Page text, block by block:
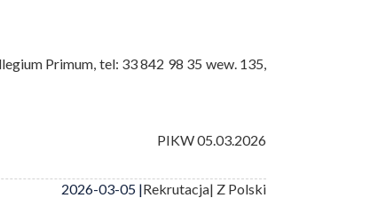
Primum, tel: 33 842 98 35 wew. 135,
05.03.2026
2026-03-05 |Rekrutacja| Z Polski